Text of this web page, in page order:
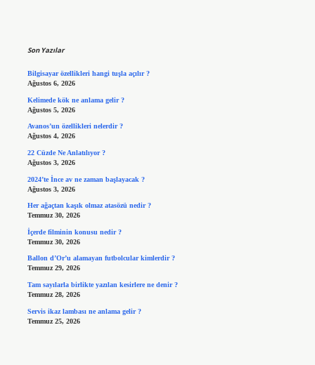
Son Yazılar
Bilgisayar özellikleri hangi tuşla açılır ?
Ağustos 6, 2026
Kelimede kök ne anlama gelir ?
Ağustos 5, 2026
Avanos’un özellikleri nelerdir ?
Ağustos 4, 2026
22 Cüzde Ne Anlatılıyor ?
Ağustos 3, 2026
2024’te İnce av ne zaman başlayacak ?
Ağustos 3, 2026
Her ağaçtan kaşık olmaz atasözü nedir ?
Temmuz 30, 2026
İçerde filminin konusu nedir ?
Temmuz 30, 2026
Ballon d’Or’u alamayan futbolcular kimlerdir ?
Temmuz 29, 2026
Tam sayılarla birlikte yazılan kesirlere ne denir ?
Temmuz 28, 2026
Servis ikaz lambası ne anlama gelir ?
Temmuz 25, 2026